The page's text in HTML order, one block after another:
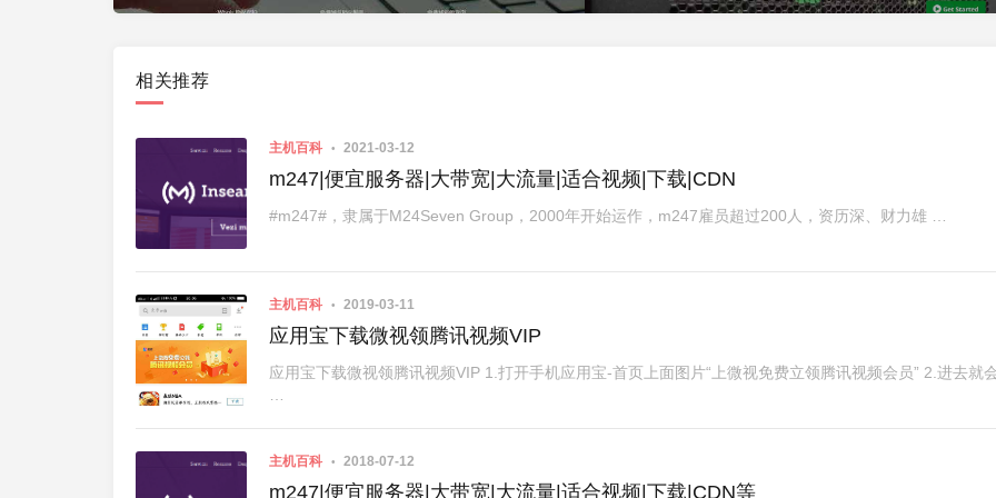
相关推荐
主机百科 2021-03-12
m247|便宜服务器|大带宽|大流量|适合视频|下载|CDN
#m247#，隶属于M24Seven Group，2000年开始运作，m247雇员超过200人，资历深、财力雄 …
主机百科 2019-03-11
应用宝下载微视领腾讯视频VIP
应用宝下载微视领腾讯视频VIP 1.打开手机应用宝-首页上面图片“上微视免费立领腾讯视频会员” 2.进去就
主机百科 2018-07-12
m247|便宜服务器|大带宽|大流量|适合视频|下载|CDN等